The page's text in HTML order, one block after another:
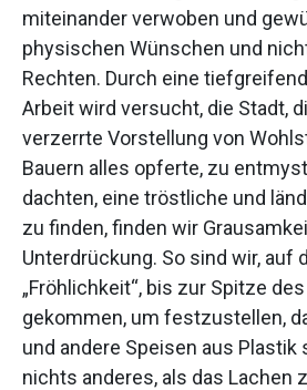
miteinander verwoben und
physischen Wünschen und
Rechten. Durch eine
Arbeit wird versucht, die Stadt,
verzerrte Vorstellung von
Bauern alles opferte, zu
dachten, eine tröstliche und
zu finden, finden wir
Unterdrückung. So sind wir, auf
„Fröhlichkeit“, bis zur Spitze
gekommen, um festzustellen,
und andere Speisen aus Plastik
nichts anderes, als das Lachen